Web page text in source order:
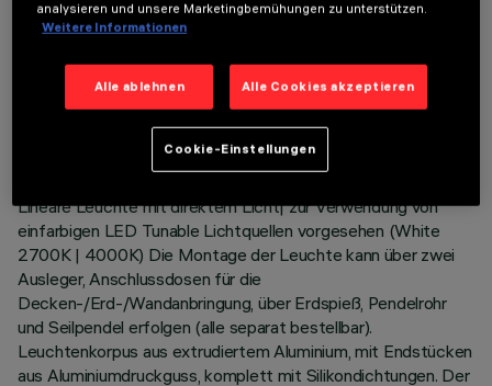
TECHNISCHE DATEN
LETZTES UPDATE: 06.08.2026
Lineare Leuchte mit direktem Licht| zur Verwendung von
einfarbigen LED Tunable Lichtquellen vorgesehen (White
2700K | 4000K) Die Montage der Leuchte kann über zwei
Ausleger, Anschlussdosen für die
Decken-/Erd-/Wandanbringung, über Erdspieß, Pendelrohr
und Seilpendel erfolgen (alle separat bestellbar).
Leuchtenkorpus aus extrudiertem Aluminium, mit Endstücken
aus Aluminiumdruckguss, komplett mit Silikondichtungen. Der
analysieren und unsere Marketingbemühungen zu unterstützen.
Weitere Informationen
Alle ablehnen Alle Cookies akzeptieren
Cookie-Einstellungen